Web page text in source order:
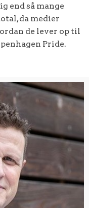
end så mange
da medier
de lever op til
Pride.